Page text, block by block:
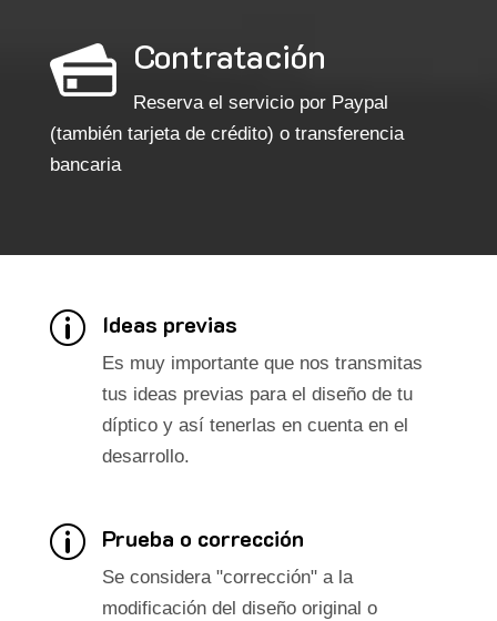
Contratación
Reserva el servicio por Paypal
(también tarjeta de crédito) o transferencia
bancaria
p Ideas previas
Es muy importante que nos transmitas
tus ideas previas para el diseño de tu
díptico y así tenerlas en cuenta en el
desarrollo.
p Prueba o corrección
Se considera "corrección" a la
modificación del diseño original o